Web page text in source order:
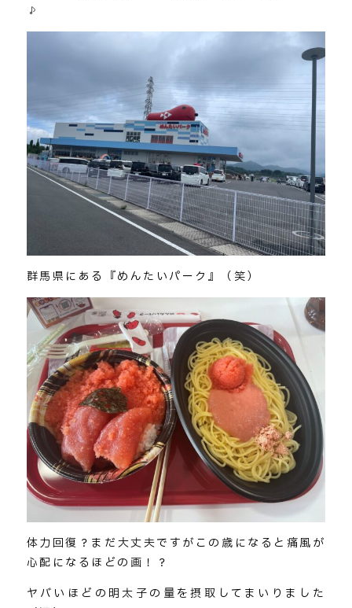
♪
群馬県にある『めんたいパーク』（笑）
体力回復？まだ大丈夫ですがこの歳になると痛風が
心配になるほどの画！？
ヤバいほどの明太子の量を摂取してまいりました